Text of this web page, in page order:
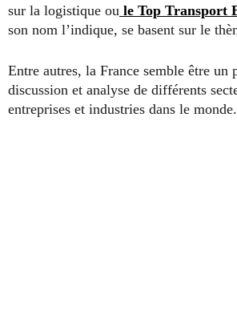
sur la logistique ou le Top Transport
son nom l’indique, se basent sur le
Entre autres, la France semble être un
discussion et analyse de différents
entreprises et industries dans le monde.